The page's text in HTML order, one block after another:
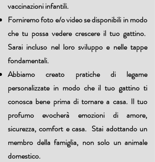
vaccinazioni infantili.
Forniremo foto e/o video se disponibili in modo
che tu possa vedere crescere il tuo gattino.
Sarai incluso nel loro sviluppo e nelle tappe
fondamentali.
Abbiamo creato pratiche di legame
personalizzate in modo che il tuo gattino ti
conosca bene prima di tornare a casa. Il tuo
profumo evocherà emozioni di amore,
sicurezza, comfort e casa. Stai adottando un
membro della famiglia, non solo un animale
domestico.